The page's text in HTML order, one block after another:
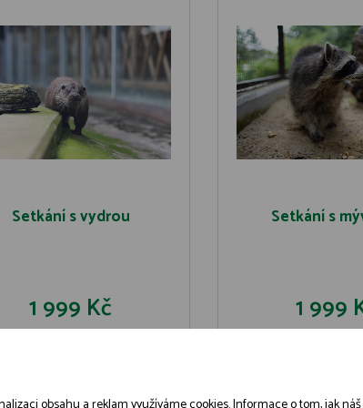
Setkání s vydrou
1 999 Kč
Setkání s
1 999